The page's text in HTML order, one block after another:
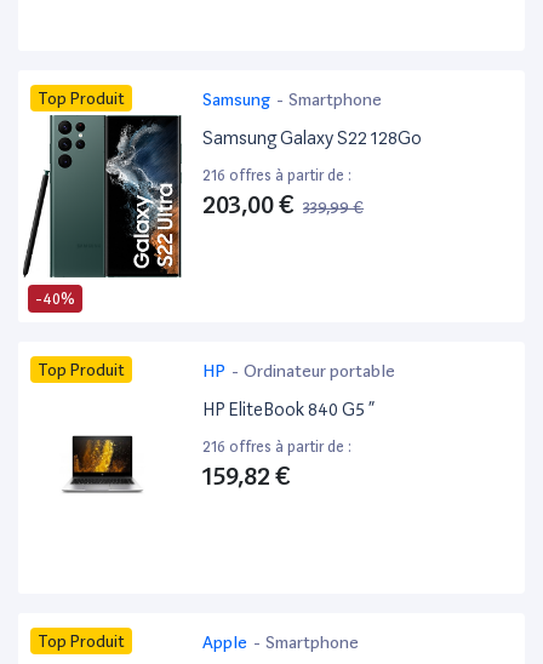
-40%
Top Produit Samsung - Smartphone
Samsung Galaxy S22 128Go
216 offres à partir de :
203,00 € 339,99 €
Top Produit HP - Ordinateur portable
HP EliteBook 840 G5 ”
216 offres à partir de :
159,82 €
Top Produit Apple - Smartphone